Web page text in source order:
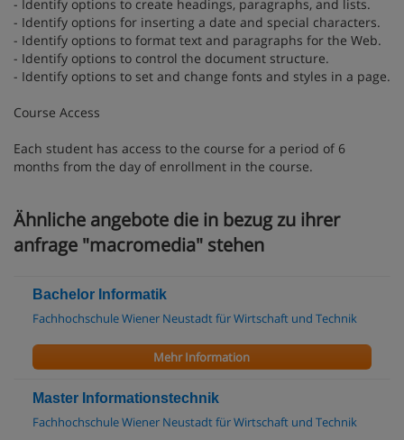
- Identify options to create headings, paragraphs, and lists.
- Identify options for inserting a date and special characters.
- Identify options to format text and paragraphs for the Web.
- Identify options to control the document structure.
- Identify options to set and change fonts and styles in a page.
Course Access
Each student has access to the course for a period of 6
months from the day of enrollment in the course.
Ähnliche angebote die in bezug zu ihrer
anfrage "macromedia" stehen
Bachelor Informatik
Fachhochschule Wiener Neustadt für Wirtschaft und Technik
Mehr Information
Master Informationstechnik
Fachhochschule Wiener Neustadt für Wirtschaft und Technik